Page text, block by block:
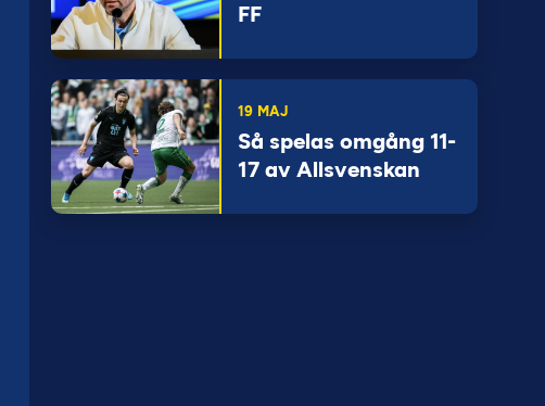
FF
19 MAJ
Så spelas omgång 11-
17 av Allsvenskan